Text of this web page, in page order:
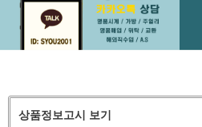
상품정보고시 보기